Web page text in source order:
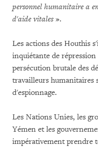
personnel humanitaire a
d'aide vitales».
Les actions des Houthis
inquiétante de répression
persécution brutale des
travailleurs humanitaires
d'espionnage.
Les Nations Unies, les
Yémen et les
impérativement prendre